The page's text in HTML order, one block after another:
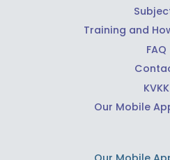
Training and
FAQ
KVKK
Our Mobile